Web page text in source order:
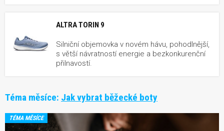
ALTRA TORIN 9
Silniční objemovka v novém hávu, pohodlnější,
s větší návratností energie a bezkonkurenční
přilnavostí.
Téma měsíce: Jak vybrat běžecké boty
TÉMA MĚSÍCE